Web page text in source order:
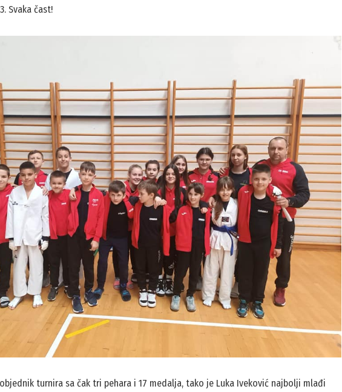
Svaka čast!
turnira sa čak tri pehara i 17 medalja, tako je Luka Iveković najbolji mlađi